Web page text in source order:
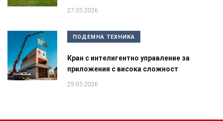
27.05.2026
ПОДЕМНА ТЕХНИКА
Кран с интелигентно управление за
приложения с висока сложност
25.05.2026